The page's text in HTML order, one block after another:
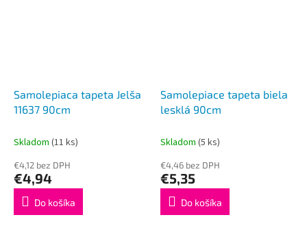
Samolepiaca tapeta Jelša
11637 90cm
Skladom (11 ks)
€4,12 bez DPH
€4,94
Do košíka
Samolepiace tapeta biela
lesklá 90cm
Skladom (5 ks)
€4,46 bez DPH
€5,35
Do košíka